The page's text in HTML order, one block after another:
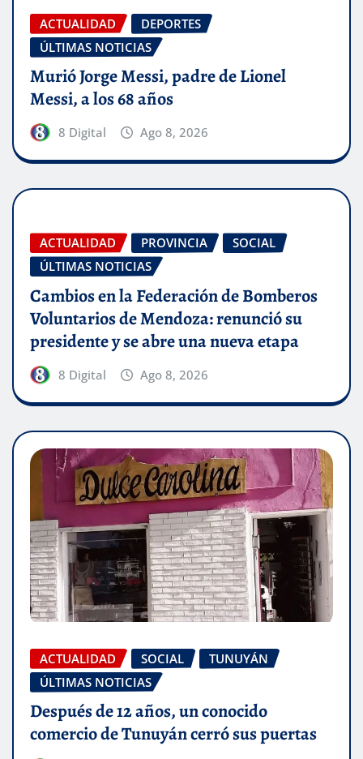
ACTUALIDAD
DEPORTES
ÚLTIMAS NOTICIAS
Murió Jorge Messi, padre de Lionel
Messi, a los 68 años
8 Digital Ago 8, 2026
ACTUALIDAD PROVINCIA
SOCIAL
ÚLTIMAS NOTICIAS
Cambios en la Federación de Bomberos
Voluntarios de Mendoza: renunció su
presidente y se abre una nueva etapa
8 Digital Ago 8, 2026
ACTUALIDAD SOCIAL
TUNUYÁN
ÚLTIMAS NOTICIAS
Después de 12 años, un conocido
comercio de Tunuyán cerró sus puertas